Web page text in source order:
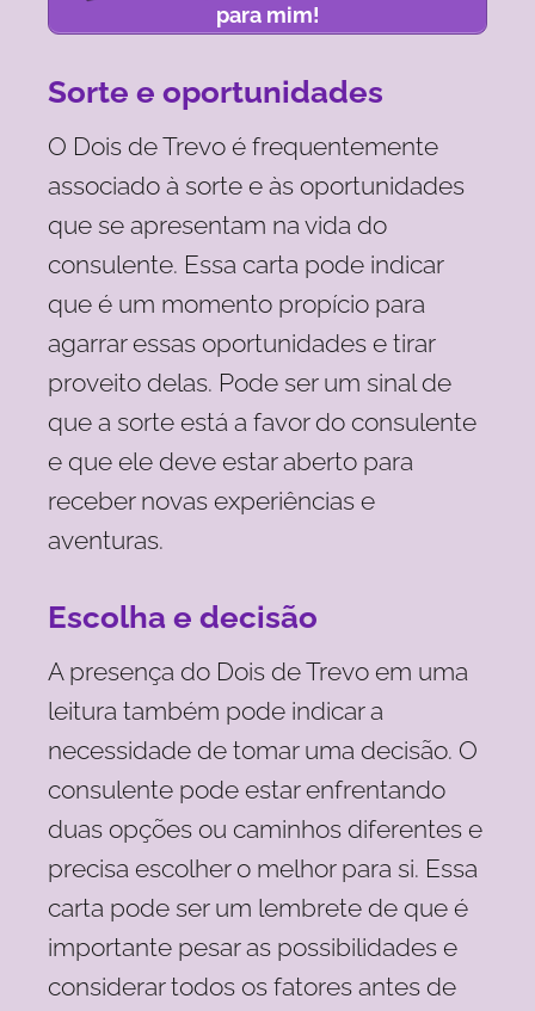
para mim!
Sorte e oportunidades
O Dois de Trevo é frequentemente
associado à sorte e às oportunidades
que se apresentam na vida do
consulente. Essa carta pode indicar
que é um momento propício para
agarrar essas oportunidades e tirar
proveito delas. Pode ser um sinal de
que a sorte está a favor do consulente
e que ele deve estar aberto para
receber novas experiências e
aventuras.
Escolha e decisão
A presença do Dois de Trevo em uma
leitura também pode indicar a
necessidade de tomar uma decisão. O
consulente pode estar enfrentando
duas opções ou caminhos diferentes e
precisa escolher o melhor para si. Essa
carta pode ser um lembrete de que é
importante pesar as possibilidades e
considerar todos os fatores antes de